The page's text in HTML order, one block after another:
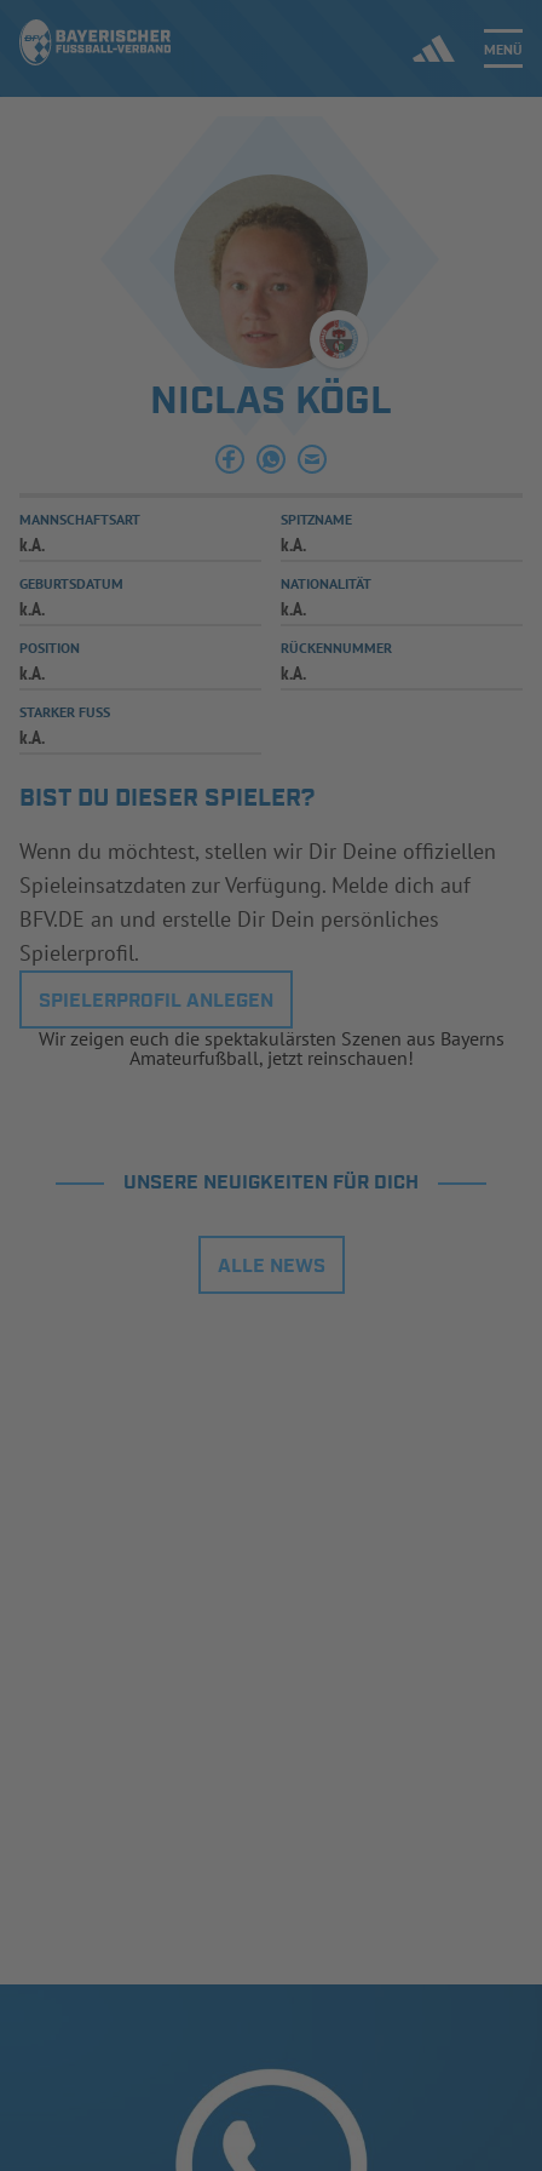
MENÜ
ERGEBNISSE & WETTBEWERBE
SPIELBETRIEB & VERBANDSLEBEN
AUSBILDUNG & FÖRDERUNG
SPIELPLUS
NICLAS KÖGL
MANNSCHAFTSART
k.A.
SPITZNAME
k.A.
GEBURTSDATUM
k.A.
NATIONALITÄT
k.A.
POSITION
k.A.
RÜCKENNUMMER
k.A.
STARKER FUSS
k.A.
BIST DU DIESER SPIELER?
Wenn du möchtest, stellen wir Dir Deine offiziellen
Spieleinsatzdaten zur Verfügung. Melde dich auf
BFV.DE an und erstelle Dir Dein persönliches
Spielerprofil.
SPIELERPROFIL ANLEGEN
Wir zeigen euch die spektakulärsten Szenen aus Bayerns
Amateurfußball, jetzt reinschauen!
UNSERE NEUIGKEITEN FÜR DICH
ALLE NEWS